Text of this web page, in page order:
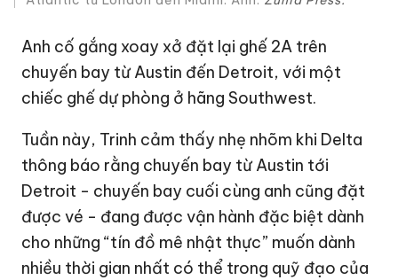
Anh cố gắng xoay xở đặt lại ghế 2A trên
chuyến bay từ Austin đến Detroit, với một
chiếc ghế dự phòng ở hãng Southwest.
Tuần này, Trinh cảm thấy nhẹ nhõm khi Delta
thông báo rằng chuyến bay từ Austin tới
Detroit - chuyến bay cuối cùng anh cũng đặt
được vé - đang được vận hành đặc biệt dành
cho những “tín đồ mê nhật thực” muốn dành
nhiều thời gian nhất có thể trong quỹ đạo của